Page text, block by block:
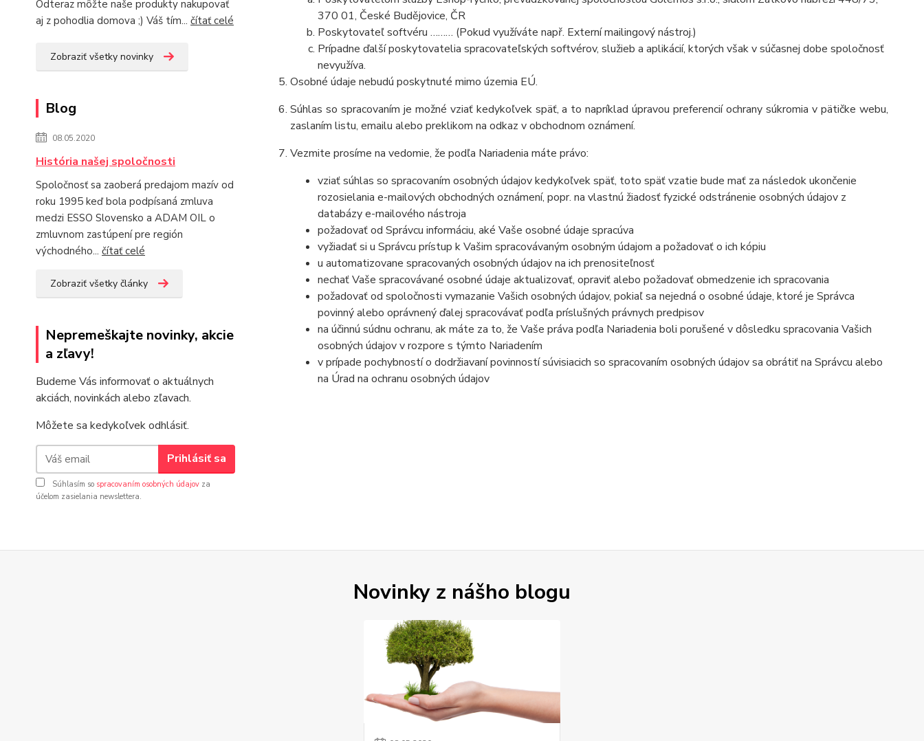
Odteraz môžte naše produkty nakupovať
aj z pohodlia domova ;) Váš tím... čítať celé
Zobraziť všetky novinky
Blog
08.05.2020
História našej spoločnosti
Spoločnosť sa zaoberá predajom mazív od
roku 1995 keď bola podpísaná zmluva
medzi ESSO Slovensko a ADAM OIL o
zmluvnom zastúpení pre región
východného... čítať celé
Zobraziť všetky články
Nepremeškajte novinky, akcie
a zľavy!
Budeme Vás informovať o aktuálnych
akciách, novinkách alebo zľavach.
Môžete sa kedykoľvek odhlásiť.
Prihlásiť sa
Súhlasím so spracovaním osobných údajov za
účelom zasielania newslettera.
370 01, České Budějovice, ČR
Poskytovateľ softvéru ……… (Pokud využíváte např. Externí mailingový nástroj.)
Prípadne ďalší poskytovatelia spracovateľských softvérov, služieb a aplikácií, ktorých však v súčasnej dobe spoločnosť
nevyužíva.
Osobné údaje nebudú poskytnuté mimo územia EÚ.
Súhlas so spracovaním je možné vziať kedykoľvek späť, a tonapríklad úpravou preferencií ochrany súkromia v pätičke webu,
zaslaním listu, emailu alebo preklikom na odkaz v obchodnom oznámení.
Vezmite prosíme na vedomie, že podľa Nariadenia máte právo:
vziať súhlas so spracovaním osobných údajov kedykoľvek späť, toto späť vzatie bude mať za následokukončenie
rozosielania e-mailových obchodných oznámení, popr. na vlastnú žiadosť fyzické odstránenie osobných údajov z
databázy e-mailového nástroja
požadovať od Správcu informáciu, aké Vaše osobné údaje spracúva
vyžiadať si u Správcu prístup k Vašim spracovávaným osobným údajom a požadovať o ich kópiu
u automatizovane spracovaných osobných údajov na ich prenositeľnosť
nechať Vaše spracovávané osobné údaje aktualizovať, opraviť alebo požadovať obmedzenie ich spracovania
požadovať od spoločnosti vymazanie Vašich osobných údajov, pokiaľ sa nejedná o osobné údaje, ktoré je Správca
povinný alebo oprávnený ďalej spracovávať podľa príslušných právnych predpisov
na účinnú súdnu ochranu, ak máte za to, že Vaše práva podľa Nariadenia boli porušené v dôsledku spracovania Vašich
osobných údajov v rozpore s týmto Nariadením
v prípade pochybností o dodržiavaní povinností súvisiacich so spracovaním osobných údajov sa obrátiť na Správcu alebo
na Úrad na ochranu osobných údajov
Novinky z nášho blogu